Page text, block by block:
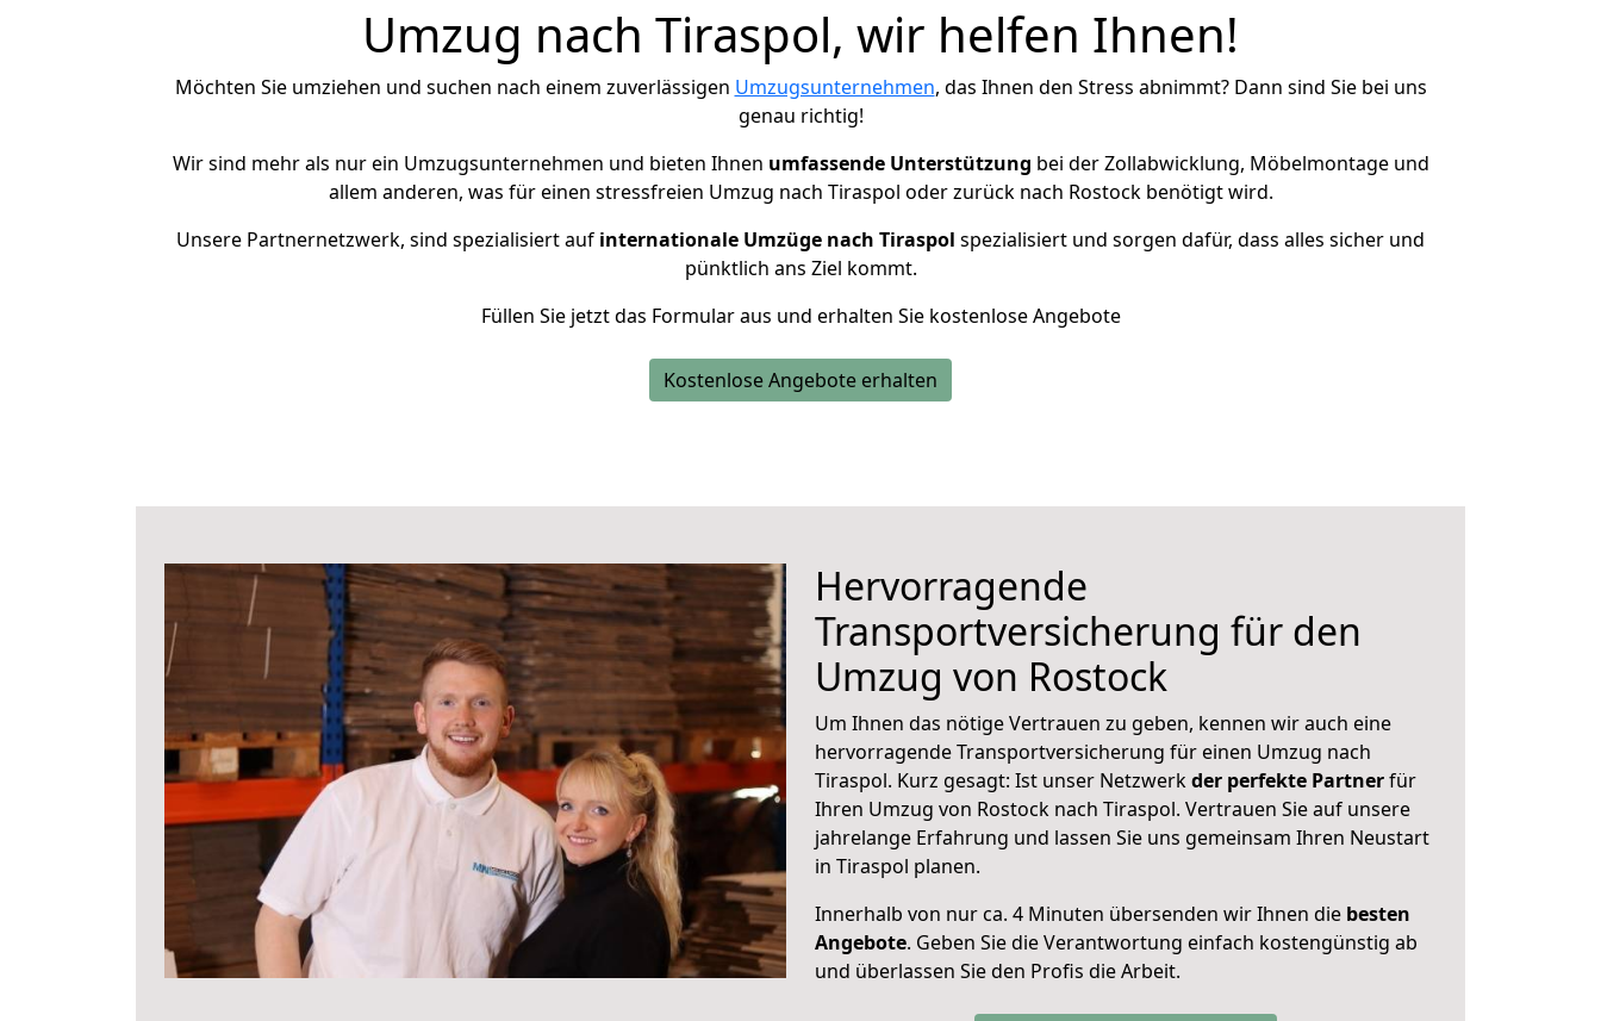
Umzug nach Tiraspol, wir helfen Ihnen!
Möchten Sie umziehen und suchen nach einem zuverlässigen Umzugsunternehmen, das Ihnen den Stress abnimmt? Dann sind Sie bei uns
genau richtig!
Wir sind mehr als nur ein Umzugsunternehmen und bieten Ihnen umfassende Unterstützung bei der Zollabwicklung, Möbelmontage und
allem anderen, was für einen stressfreien Umzug nach Tiraspol oder zurück nach Rostock benötigt wird.
Unsere Partnernetzwerk, sind spezialisiert auf internationale Umzüge nach Tiraspol spezialisiert und sorgen dafür, dass alles sicher und
pünktlich ans Ziel kommt.
Füllen Sie jetzt das Formular aus und erhalten Sie kostenlose Angebote
Kostenlose Angebote erhalten
Hervorragende
Transportversicherung für den
Umzug von Rostock
Um Ihnen das nötige Vertrauen zu geben, kennen wir auch eine
hervorragende Transportversicherung für einen Umzug nach
Tiraspol. Kurz gesagt: Ist unser Netzwerkder perfekte Partnerfür
Ihren Umzug von Rostock nach Tiraspol. Vertrauen Sie auf unsere
jahrelange Erfahrung und lassen Sie uns gemeinsam Ihren Neustart
in Tiraspol planen.
Innerhalb von nur ca. 4 Minuten übersenden wir Ihnen die besten
Angebote. Geben Sie die Verantwortung einfach kostengünstig ab
und überlassen Sie den Profis die Arbeit.